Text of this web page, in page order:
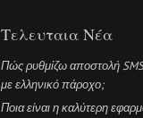
Τελευταια Νέα
Πώς ρυθμίζω αποστολή
με ελληνικό πάροχο;
Ποια είναι η καλύτερη